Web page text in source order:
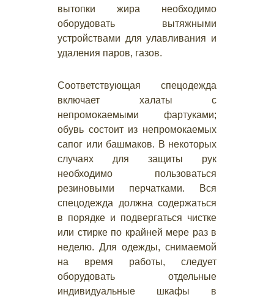
вытопки жира необходимо
оборудовать вытяжными
устройствами для улавливания и
удаления паров, газов.
Соответствующая спецодежда
включает халаты с
непромокаемыми фартуками;
обувь состоит из непромокаемых
сапог или башмаков. В некоторых
случаях для защиты рук
необходимо пользоваться
резиновыми перчатками. Вся
спецодежда должна содержаться
в порядке и подвергаться чистке
или стирке по крайней мере раз в
неделю. Для одежды, снимаемой
на время работы, следует
оборудовать отдельные
индивидуальные шкафы в